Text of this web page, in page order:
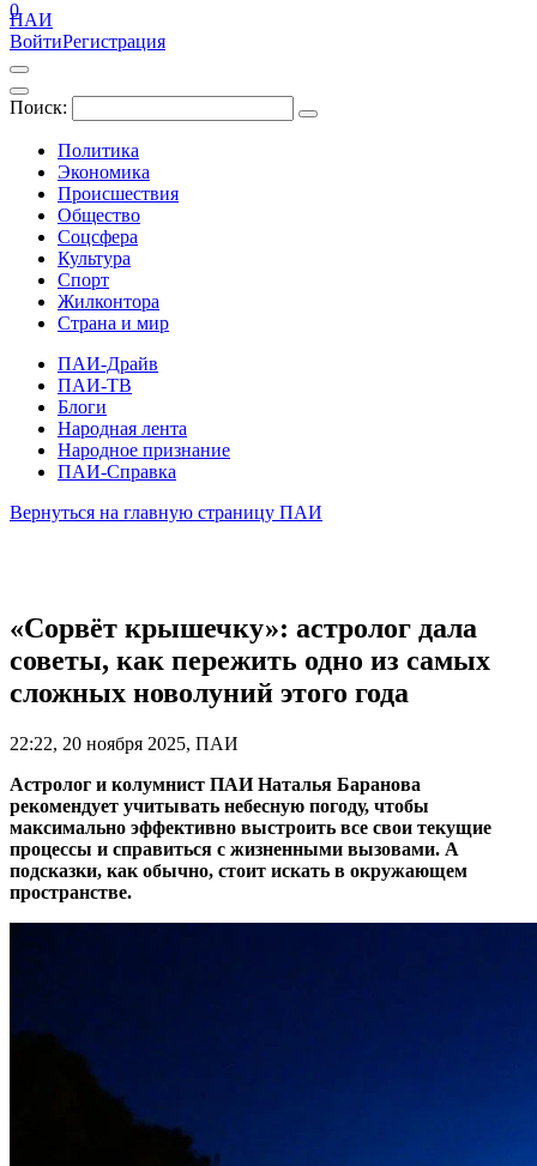
ПАИ
ВойтиРегистрация
Поиск:
Политика
Экономика
Происшествия
Общество
Соцсфера
Культура
Спорт
Жилконтора
Страна и мир
ПАИ-Драйв
ПАИ-ТВ
Блоги
Народная лента
Народное признание
ПАИ-Справка
0
Вернуться на главную страницу ПАИ
«Сорвёт крышечку»: астролог дала
советы, как пережить одно из самых
сложных новолуний этого года
22:22, 20 ноября 2025, ПАИ
Астролог и колумнист ПАИ Наталья Баранова
рекомендует учитывать небесную погоду, чтобы
максимально эффективно выстроить все свои текущие
процессы и справиться с жизненными вызовами. А
подсказки, как обычно, стоит искать в окружающем
пространстве.